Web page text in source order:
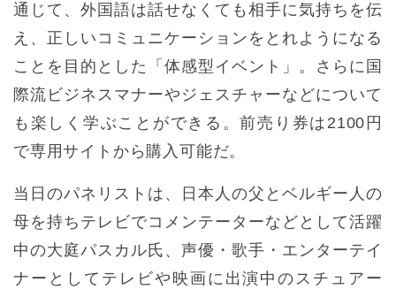
通じて、外国語は話せなくても相手に気持ちを伝
え、正しいコミュニケーションをとれようになる
ことを目的とした「体感型イベント」。さらに国
際流ビジネスマナーやジェスチャーなどについて
も楽しく学ぶことができる。前売り券は2100円
で専用サイトから購入可能だ。
当日のパネリストは、日本人の父とベルギー人の
母を持ちテレビでコメンテーターなどとして活躍
中の大庭パスカル氏、声優・歌手・エンターテイ
ナーとしてテレビや映画に出演中のスチュアー